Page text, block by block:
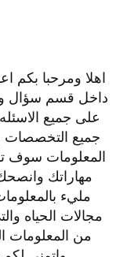
اهلا ومرحبا بكم
داخل قسم سؤال
على جميع
جميع التخصصات
المعلومات سوف
مهاراتك
مليء
مجالات الحياه
من المعلومات